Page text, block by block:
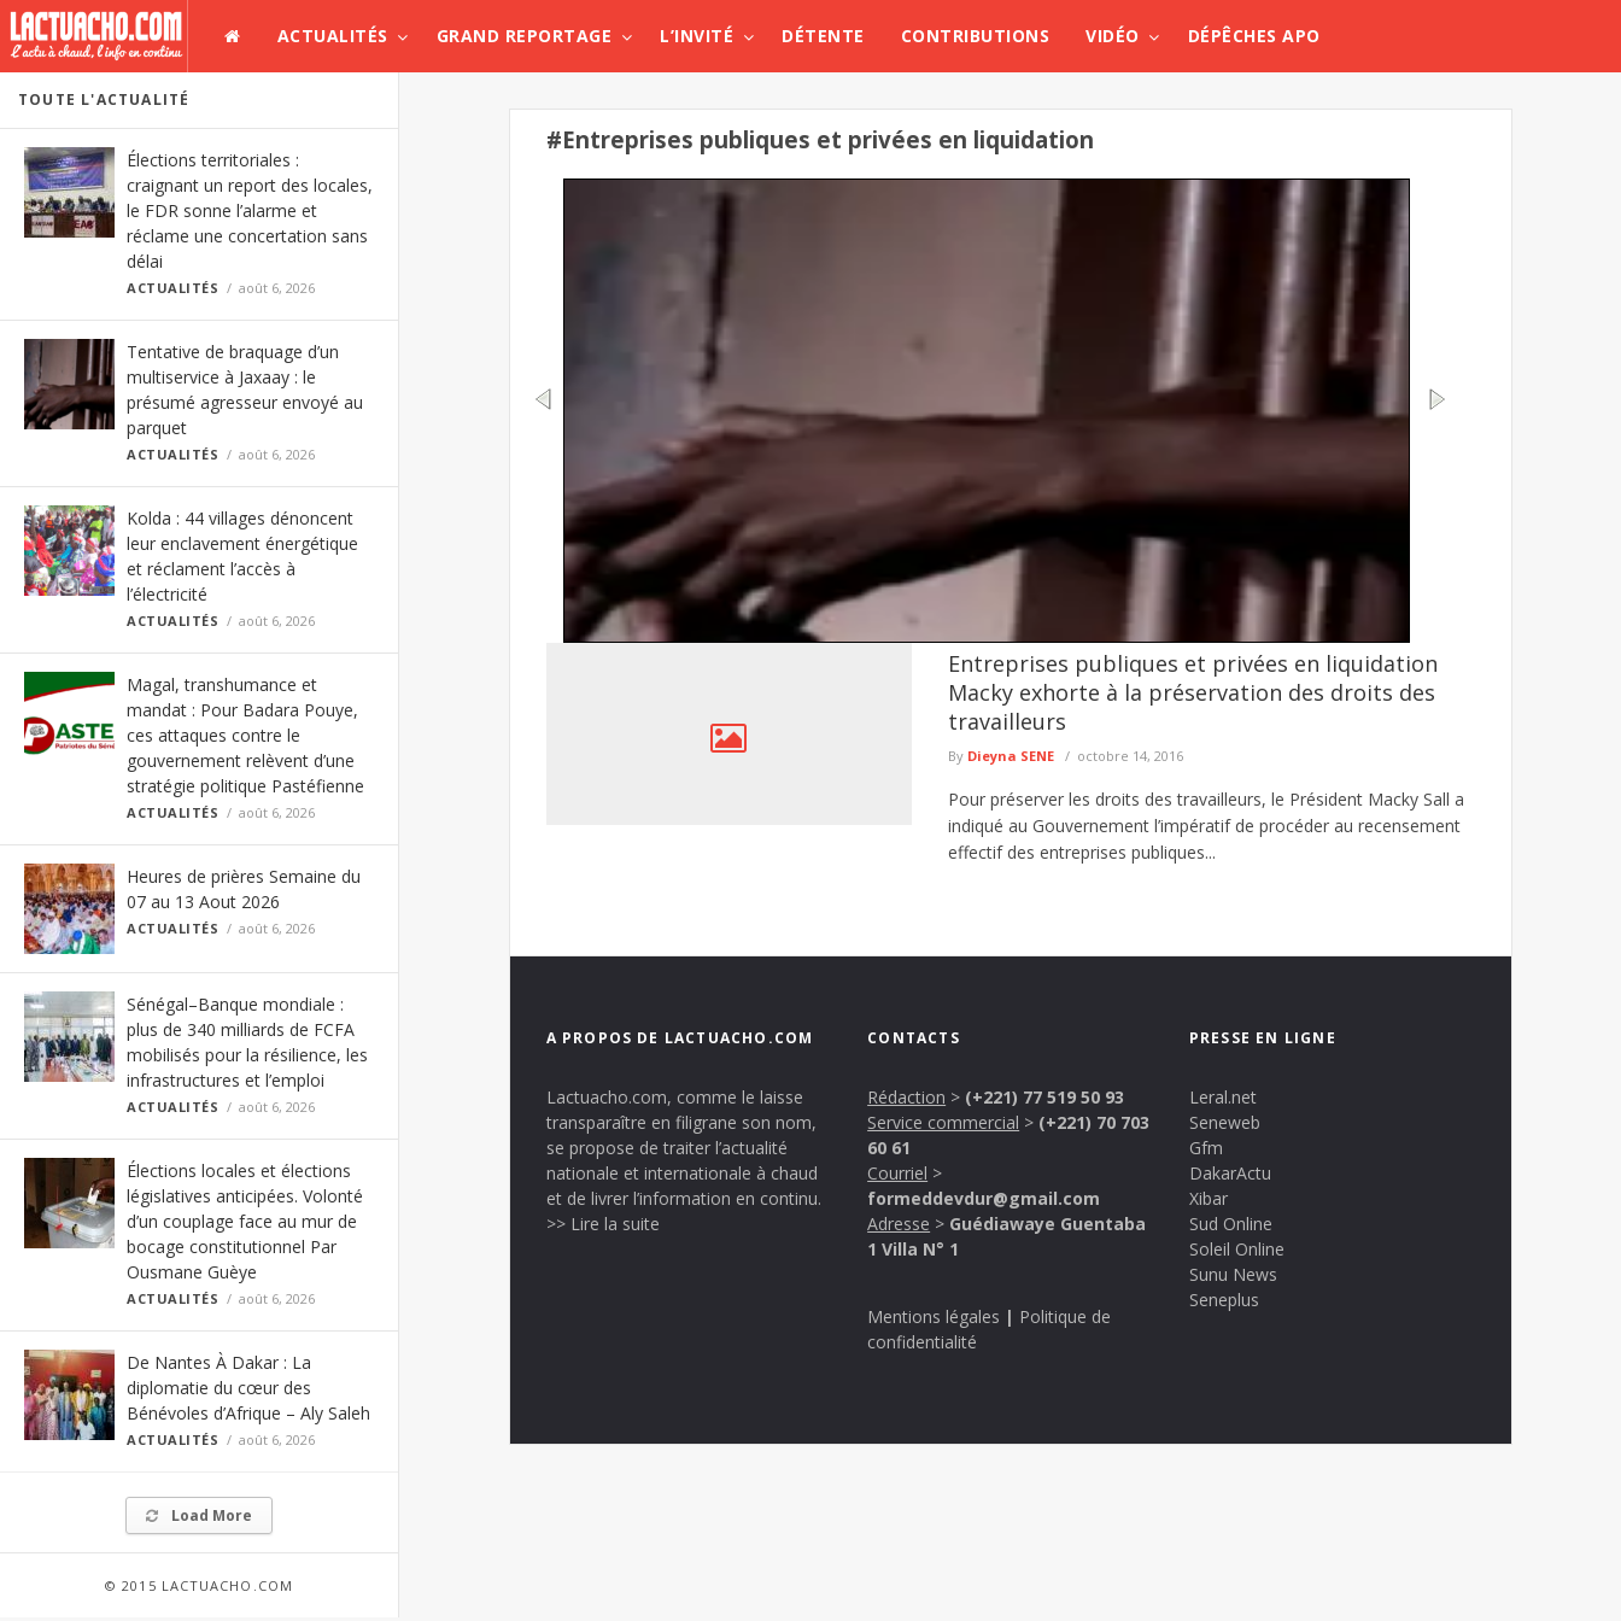
ACTUALITÉS GRAND REPORTAGE L’INVITÉ DÉTENTE CONTRIBUTIONS VIDÉO DÉPÊCHES APO
TOUTE L'ACTUALITÉ
Élections territoriales :
craignant un report des locales,
le FDR sonne l’alarme et
réclame une concertation sans
délai
ACTUALITÉS août 6, 2026
Tentative de braquage d’un
multiservice à Jaxaay : le
présumé agresseur envoyé au
parquet
ACTUALITÉS août 6, 2026
Kolda : 44 villages dénoncent
leur enclavement énergétique
et réclament l’accès à
l’électricité
ACTUALITÉS août 6, 2026
Magal, transhumance et
mandat : Pour Badara Pouye,
ces attaques contre le
gouvernement relèvent d’une
stratégie politique Pastéfienne
ACTUALITÉS août 6, 2026
Heures de prières Semaine du
07 au 13 Aout 2026
ACTUALITÉS août 6, 2026
Sénégal–Banque mondiale :
plus de 340 milliards de FCFA
mobilisés pour la résilience, les
infrastructures et l’emploi
ACTUALITÉS août 6, 2026
Élections locales et élections
législatives anticipées. Volonté
d’un couplage face au mur de
bocage constitutionnel Par
Ousmane Guèye
ACTUALITÉS août 6, 2026
De Nantes À Dakar : La
diplomatie du cœur des
Bénévoles d’Afrique – Aly Saleh
ACTUALITÉS août 6, 2026
Load More
© 2015 LACTUACHO.COM
#Entreprises publiques et privées en liquidation
Tentative de braquage d’un multiservice à Jaxaay : le présumé agresseur envoyé au parquet
Le Commissariat d’arrondissement de Jaxaay a annoncé le défèrement au parquet d’un individu mis en cause dans une affaire
Entreprises publiques et privées en liquidation
Macky exhorte à la préservation des droits des
travailleurs
By Dieyna SENE octobre 14, 2016
Pour préserver les droits des travailleurs, le Président Macky Sall a
indiqué au Gouvernement l’impératif de procéder au recensement
effectif des entreprises publiques...
A PROPOS DE LACTUACHO.COM
Lactuacho.com, comme le laisse
transparaître en filigrane son nom,
se propose de traiter l’actualité
nationale et internationale à chaud
et de livrer l’information en continu.
>> Lire la suite
CONTACTS
Rédaction > (+221) 77 519 50 93
Service commercial > (+221) 70 703
60 61
Courriel >
formeddevdur@gmail.com
Adresse > Guédiawaye Guentaba
1 Villa N° 1
Mentions légales | Politique de
confidentialité
PRESSE EN LIGNE
Leral.net
Seneweb
Gfm
DakarActu
Xibar
Sud Online
Soleil Online
Sunu News
Seneplus